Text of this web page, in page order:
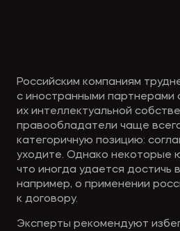
Российским компаниям
с иностранными партнерами
их интеллектуальной
правообладатели чаще
категоричную позицию:
уходите. Однако некоторые
что иногда удается достичь
например, о применении
к договору.
Эксперты рекомендуют